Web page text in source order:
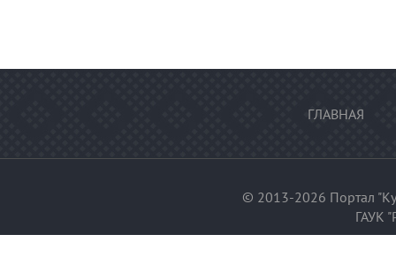
ГЛАВНАЯ
© 2013-2026 Портал
ГАУК